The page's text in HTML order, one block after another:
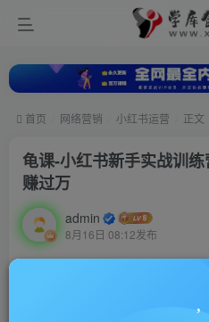
首页 网络营销 小红书运营 正文
龟课-小红书新手实战训
赚过万
admin
8月16日 08:12发布
龟课-小红书新手实战训练营，